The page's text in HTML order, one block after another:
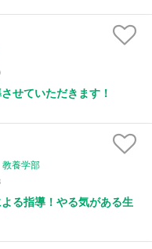
せていただきます！
養学部
る指導！やる気がある生